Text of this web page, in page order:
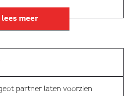
lees meer
partner laten voorzien